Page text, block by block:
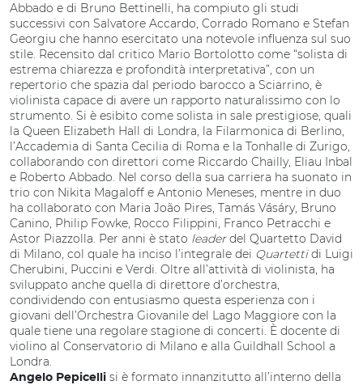
Abbado e di Bruno Bettinelli, ha compiuto gli studi
successivi con Salvatore Accardo, Corrado Romano e Stefan
Georgiu che hanno esercitato una notevole influenza sul suo
stile. Recensito dal critico Mario Bortolotto come “solista di
estrema chiarezza e profondità interpretativa”, con un
repertorio che spazia dal periodo barocco a Sciarrino, è
violinista capace di avere un rapporto naturalissimo con lo
strumento. Si è esibito come solista in sale prestigiose, quali
la Queen Elizabeth Hall di Londra, la Filarmonica di Berlino,
l’Accademia di Santa Cecilia di Roma e la Tonhalle di Zurigo,
collaborando con direttori come Riccardo Chailly, Eliau Inbal
e Roberto Abbado. Nel corso della sua carriera ha suonato in
trio con Nikita Magaloff e Antonio Meneses, mentre in duo
ha collaborato con Maria João Pires, Tamás Vásáry, Bruno
Canino, Philip Fowke, Rocco Filippini, Franco Petracchi e
Astor Piazzolla. Per anni è stato leaderdel Quartetto David
di Milano, col quale ha inciso l’integrale dei Quartettidi Luigi
Cherubini, Puccini e Verdi. Oltre all’attività di violinista, ha
sviluppato anche quella di direttore d’orchestra,
condividendo con entusiasmo questa esperienza con i
giovani dell’Orchestra Giovanile del Lago Maggiore con la
quale tiene una regolare stagione di concerti. È docente di
violino al Conservatorio di Milano e alla Guildhall School a
Londra.
Angelo Pepicelli si è formato innanzitutto all’interno della